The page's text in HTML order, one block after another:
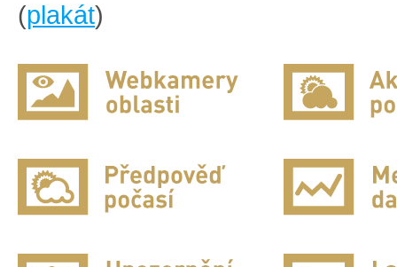
(plakát)